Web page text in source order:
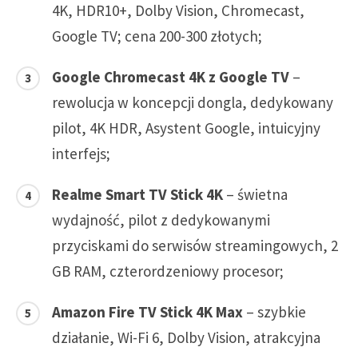
4K, HDR10+, Dolby Vision, Chromecast,
Google TV; cena 200-300 złotych;
Google Chromecast 4K z Google TV –
rewolucja w koncepcji dongla, dedykowany
pilot, 4K HDR, Asystent Google, intuicyjny
interfejs;
Realme Smart TV Stick 4K – świetna
wydajność, pilot z dedykowanymi
przyciskami do serwisów streamingowych, 2
GB RAM, czterordzeniowy procesor;
Amazon Fire TV Stick 4K Max – szybkie
działanie, Wi-Fi 6, Dolby Vision, atrakcyjna